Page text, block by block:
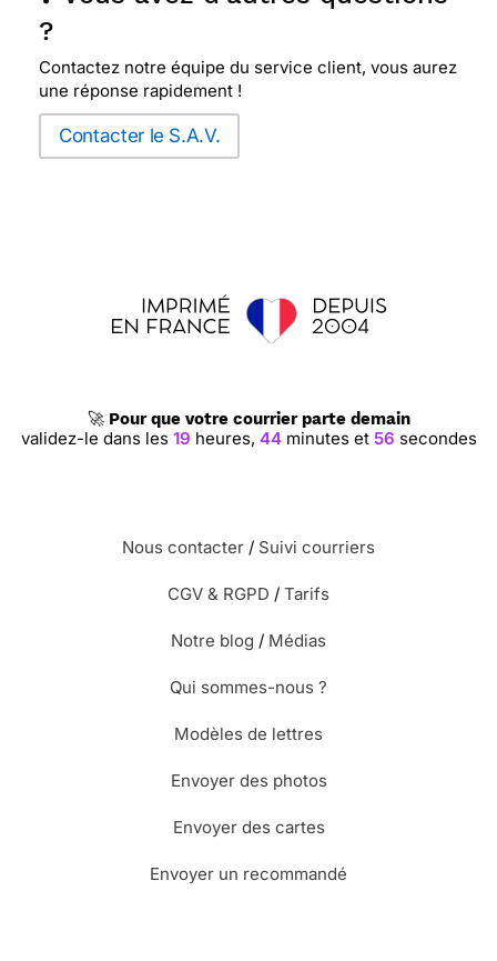
?
Contactez notre équipe du service client, vous aurez
une réponse rapidement !
Contacter le S.A.V.
🚀 Pour que votre courrier parte demain
validez-le dans les 19 heures, 44 minutes et 55 secondes
Nous contacter / Suivi courriers
CGV & RGPD / Tarifs
Notre blog / Médias
Qui sommes-nous ?
Modèles de lettres
Envoyer des photos
Envoyer des cartes
Envoyer un recommandé